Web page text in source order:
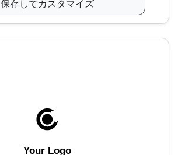
保存してカスタマイズ
Your Logo